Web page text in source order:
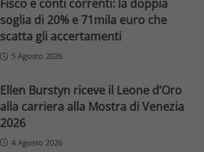
Fisco e conti correnti: la doppia
soglia di 20% e 71mila euro che
scatta gli accertamenti
5 Agosto 2026
Ellen Burstyn riceve il Leone d’Oro
alla carriera alla Mostra di Venezia
2026
4 Agosto 2026